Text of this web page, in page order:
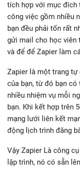
tích hợp với mục đích
công việc gồm nhiều
bạn đều phải tốn rất
gửi mail cho học viên
và để để Zapier làm
Zapier là một trang
của bạn, từ đó bạn
nhiều nhiệm vụ mỗi
bạn. Khi kết hợp trên
mạng lưới liên kết
động lịch trình đăng
Vậy Zapier Là công
lập trình, nó có sẵn